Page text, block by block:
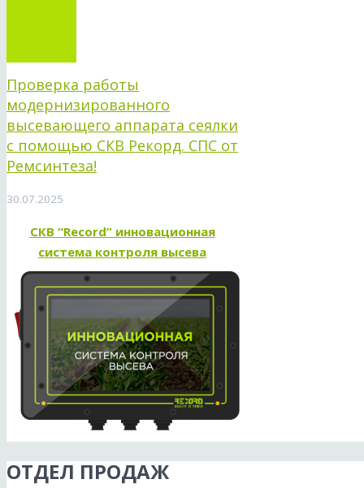
Проверка работы
модернизированного
высевающего аппарата сеялки
с помощью СКВ Рекорд. СПС от
Ремсинтеза!
30.07.2025
СКВ “Record” инновационная
система контроля высева
ОТДЕЛ ПРОДАЖ